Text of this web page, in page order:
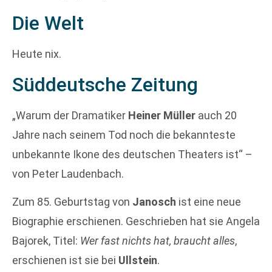
Die Welt
Heute nix.
Süddeutsche Zeitung
„Warum der Dramatiker Heiner Müller auch 20
Jahre nach seinem Tod noch die bekannteste
unbekannte Ikone des deutschen Theaters ist“ –
von Peter Laudenbach.
Zum 85. Geburtstag von Janosch ist eine neue
Biographie erschienen. Geschrieben hat sie Angela
Bajorek, Titel: Wer fast nichts hat, braucht alles,
erschienen ist sie bei Ullstein.